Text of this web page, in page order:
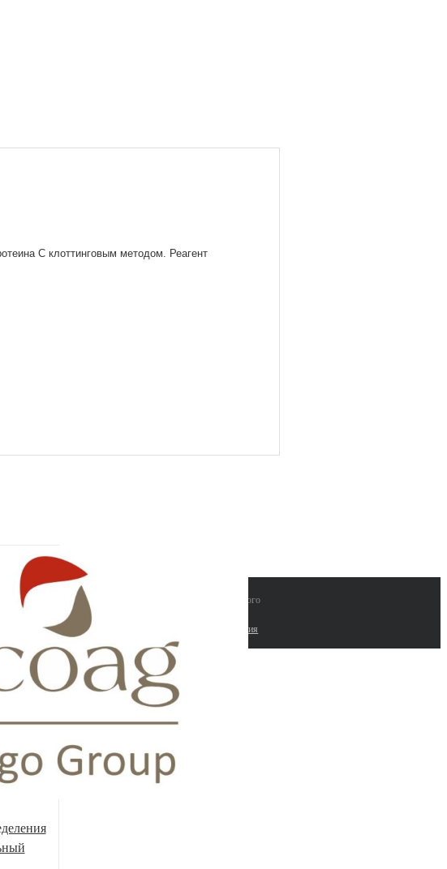
C клоттинговым методом. Реагент
ООО "ЛАБИНВЕСТ" поставки лабораторного
оборудования и расходных материалов |
Разработка сайтов. Комплексные seo решения